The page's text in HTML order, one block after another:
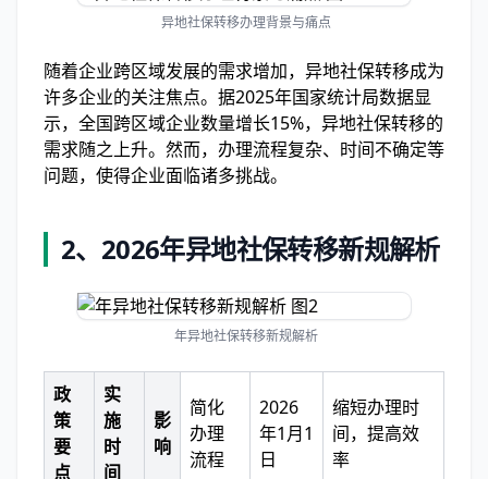
异地社保转移办理背景与痛点
随着企业跨区域发展的需求增加，异地社保转移成为
许多企业的关注焦点。据2025年国家统计局数据显
示，全国跨区域企业数量增长15%，异地社保转移的
需求随之上升。然而，办理流程复杂、时间不确定等
问题，使得企业面临诸多挑战。
2、 2026年异地社保转移新规解析
年异地社保转移新规解析
政
策
要
点
实
施
时
间
影
响
简化
办理
流程
2026
年1月1
日
缩短办理时
间，提高效
率